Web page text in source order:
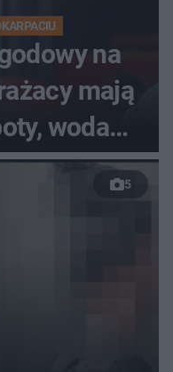
na
mają
woda
i budynki
5